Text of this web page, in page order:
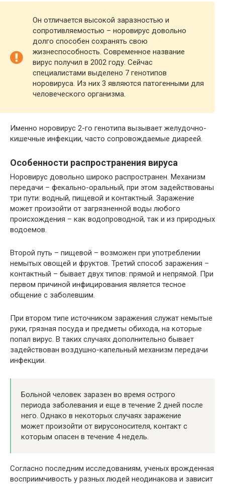
Он отличается высокой заразностью и
сопротивляемостью – норовирус довольно
долго способен сохранять свою
жизнеспособность. Современное название
вирус получил в 2002 году. Сейчас
специалистами выделено 7 генотипов
норовируса. Из них 3 являются патогенными для
человеческого организма.
Именно норовирус 2-го генотипа вызывает желудочно-
кишечные инфекции, часто сопровождаемые диареей.
Особенности распространения вируса
Норовирус довольно широко распространен. Механизм
передачи – фекально-оральный, при этом задействованы
три пути: водный, пищевой и контактный. Заражение
может произойти от загрязненной воды любого
происхождения – как водопроводной, так и из природных
водоемов.
Второй путь – пищевой – возможен при употреблении
немытых овощей и фруктов. Третий способ заражения –
контактный – бывает двух типов: прямой и непрямой. При
первом причиной инфицирования является тесное
общение с заболевшим.
При втором типе источником заражения служат немытые
руки, грязная посуда и предметы обихода, на которые
попал вирус. В таких случаях дополнительно бывает
задействован воздушно-капельный механизм передачи
инфекции.
Больной человек заразен во время острого
периода заболевания и еще в течение 2 дней после
него. Однако в некоторых случаях заражение
может произойти от вирусоносителя, контакт с
которым опасен в течение 4 недель.
Согласно последним исследованиям, ученых врожденная
восприимчивость у разных людей неодинакова и зависит